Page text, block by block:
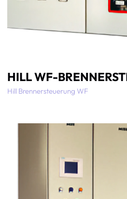
HILL WF-
Hill Brennersteuerung WF